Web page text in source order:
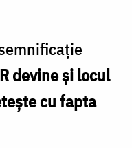
devine și locul
cu fapta